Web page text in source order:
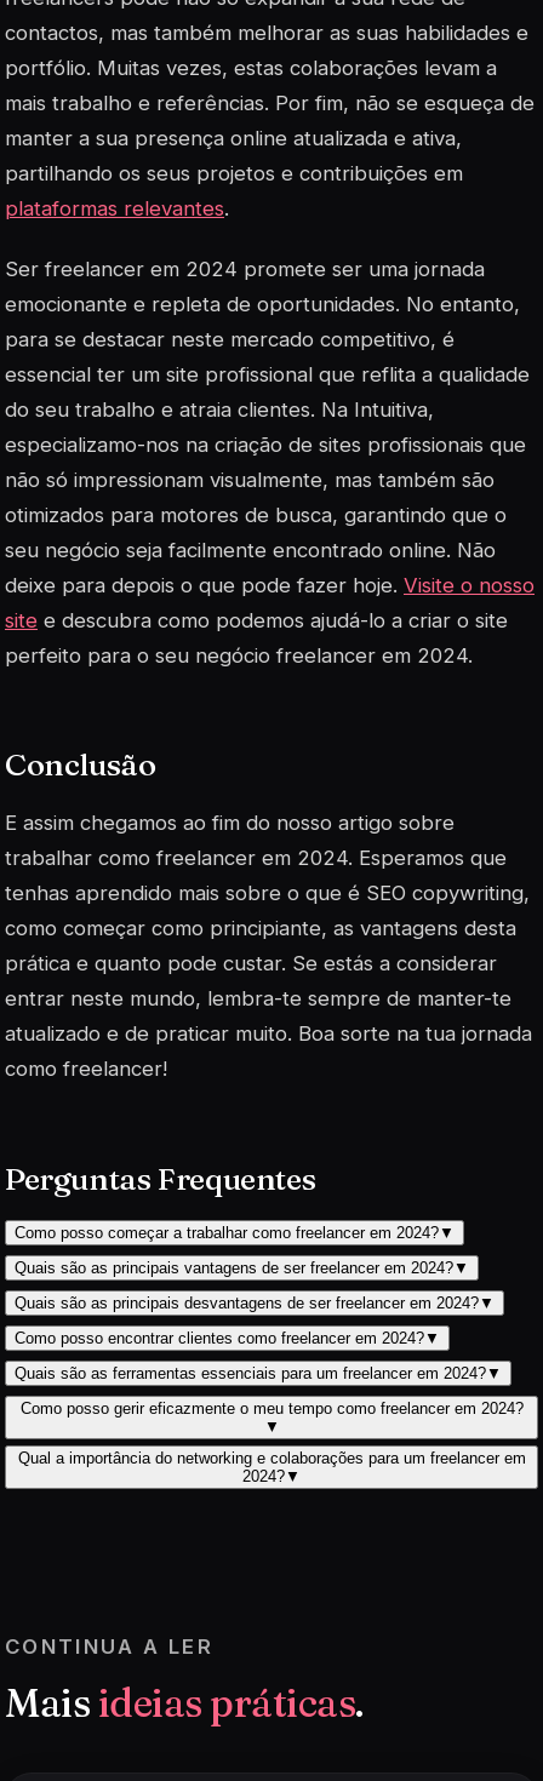
contactos, mas também melhorar as suas habilidades e
portfólio. Muitas vezes, estas colaborações levam a
mais trabalho e referências. Por fim, não se esqueça de
manter a sua presença online atualizada e ativa,
partilhando os seus projetos e contribuições em
plataformas relevantes.
Ser freelancer em 2024 promete ser uma jornada
emocionante e repleta de oportunidades. No entanto,
para se destacar neste mercado competitivo, é
essencial ter um site profissional que reflita a qualidade
do seu trabalho e atraia clientes. Na Intuitiva,
especializamo-nos na criação de sites profissionais que
não só impressionam visualmente, mas também são
otimizados para motores de busca, garantindo que o
seu negócio seja facilmente encontrado online. Não
deixe para depois o que pode fazer hoje. Visite o nosso
site e descubra como podemos ajudá-lo a criar o site
perfeito para o seu negócio freelancer em 2024.
Conclusão
E assim chegamos ao fim do nosso artigo sobre
trabalhar como freelancer em 2024. Esperamos que
tenhas aprendido mais sobre o que é SEO copywriting,
como começar como principiante, as vantagens desta
prática e quanto pode custar. Se estás a considerar
entrar neste mundo, lembra-te sempre de manter-te
atualizado e de praticar muito. Boa sorte na tua jornada
como freelancer!
Perguntas Frequentes
Como posso começar a trabalhar como freelancer em 2024?▼
Quais são as principais vantagens de ser freelancer em 2024?▼
Quais são as principais desvantagens de ser freelancer em 2024?▼
Como posso encontrar clientes como freelancer em 2024?▼
Quais são as ferramentas essenciais para um freelancer em 2024?▼
Como posso gerir eficazmente o meu tempo como freelancer em 2024?
▼
Qual a importância do networking e colaborações para um freelancer em
2024?▼
CONTINUA A LER
Mais ideias práticas.